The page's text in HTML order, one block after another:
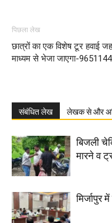
पिछला लेख
छात्रों का एक विशेष टूर हवाई
माध्यम से भेजा जाएगा-
संबंधित लेख लेखक से और
बिजली
मारने व
मिर्जापुर